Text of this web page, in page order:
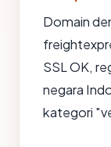
Domain
SSL OK,
negara
kategori